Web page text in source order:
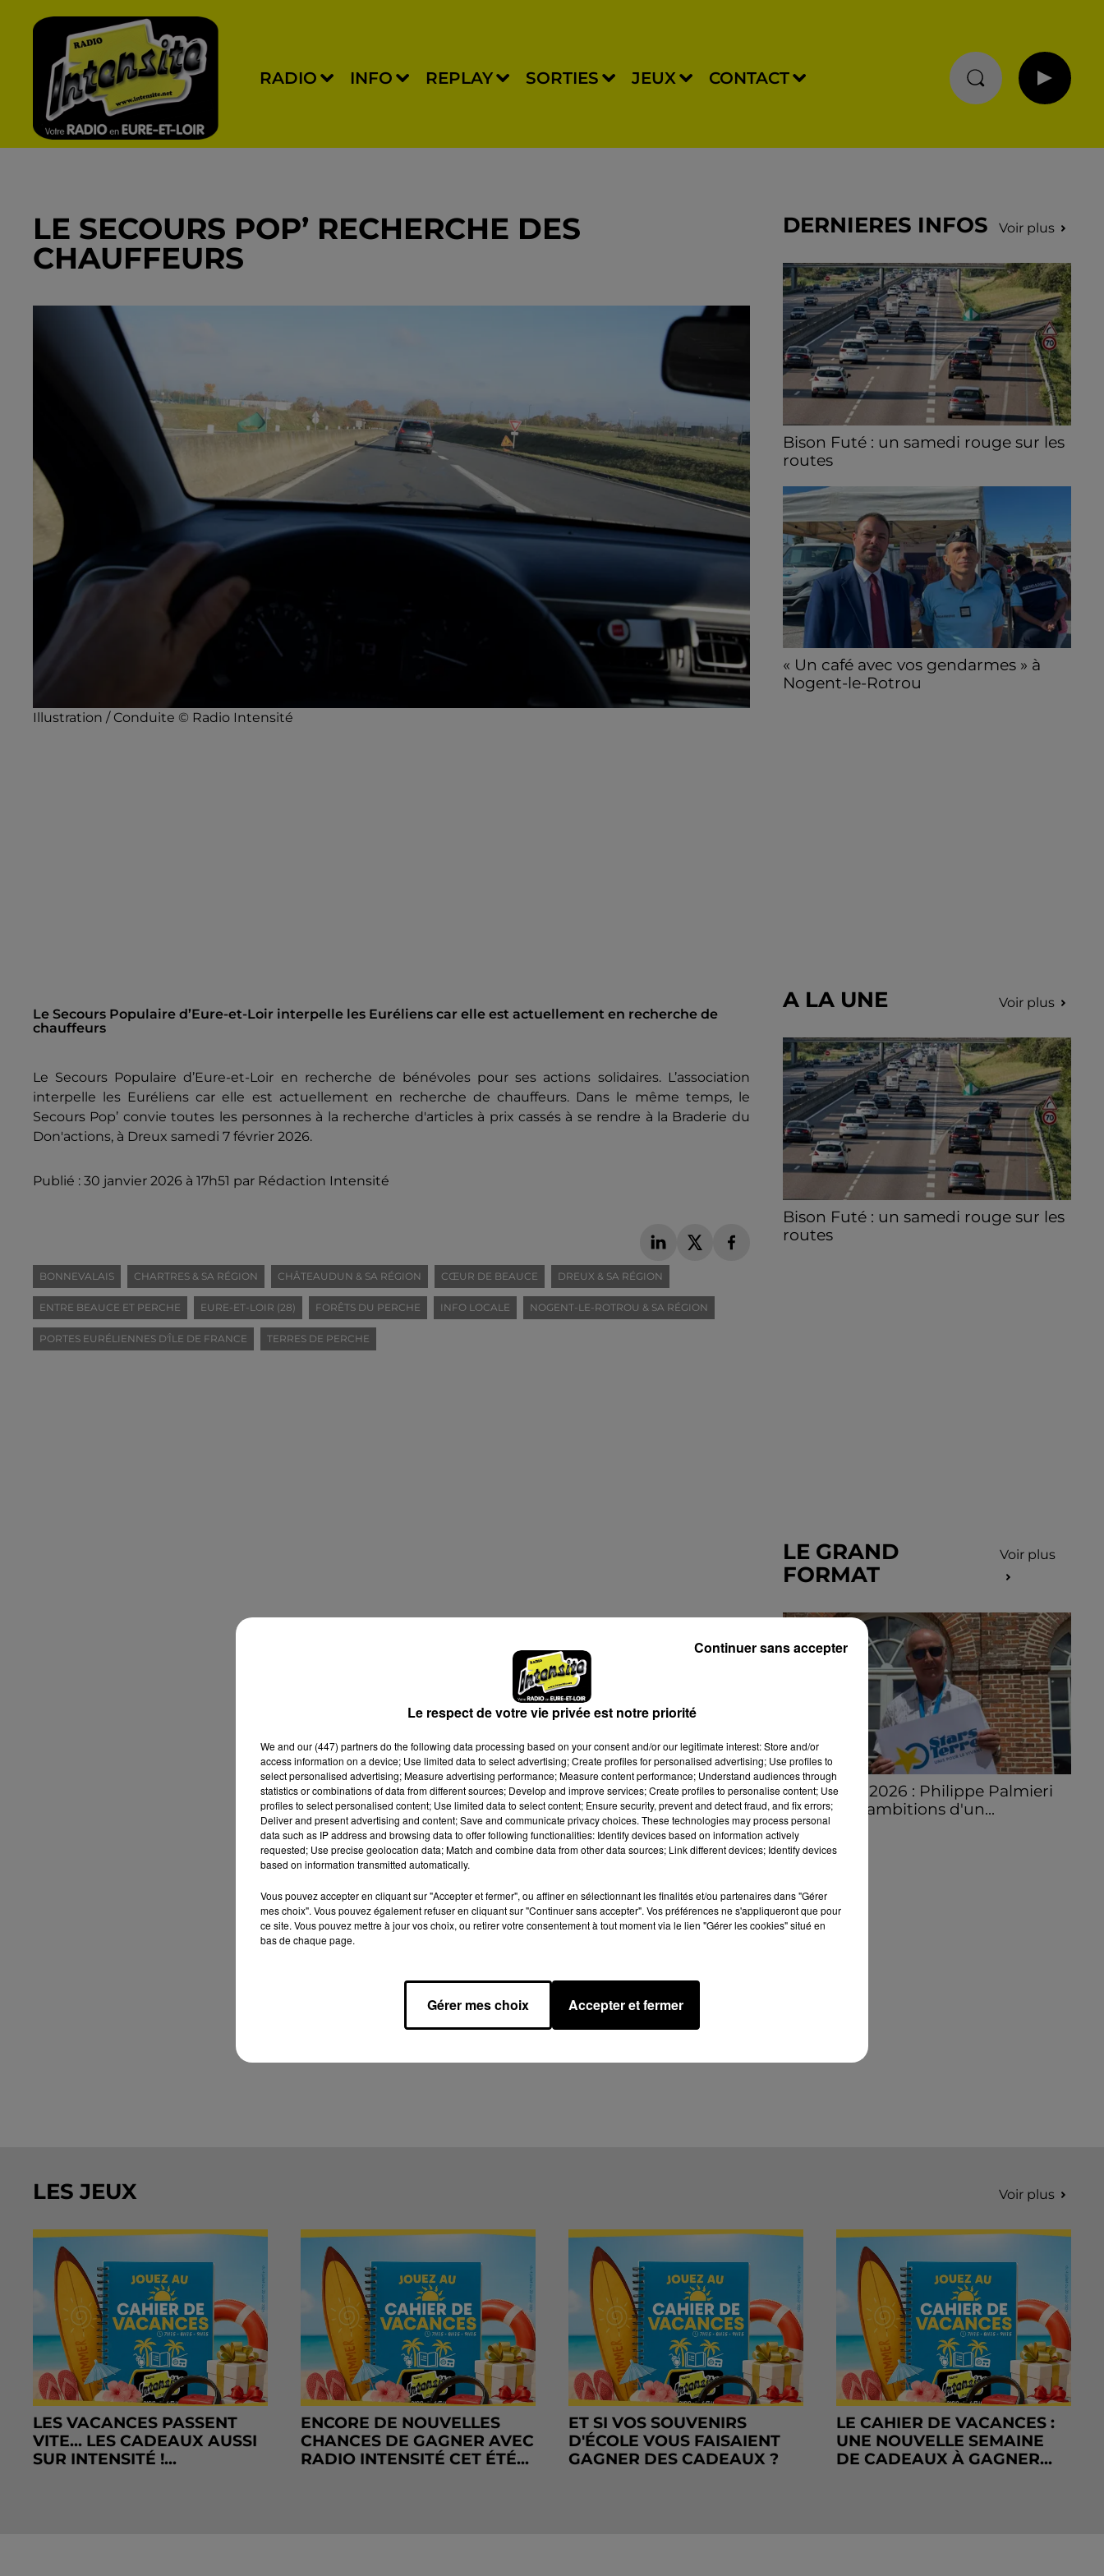
RADIO INFO REPLAY SORTIES JEUX CONTACT
LE SECOURS POP’ RECHERCHE DES
CHAUFFEURS
Illustration / Conduite © Radio Intensité
Le Secours Populaire d’Eure-et-Loir interpelle les Euréliens car elle est actuellement en recherche de
chauffeurs
Le Secours Populaire d’Eure-et-Loir en recherche de bénévoles pour ses actions solidaires. L’association
interpelle les Euréliens car elle est actuellement en recherche de chauffeurs. Dans le même temps, le
Secours Pop’ convie toutes les personnes à la recherche d'articles à prix cassés à se rendre à la Braderie du
Don'actions, à Dreux samedi 7 février 2026.
Publié : 30 janvier 2026 à 17h51 par Rédaction Intensité
BONNEVALAIS CHARTRES & SA RÉGION CHÂTEAUDUN & SA RÉGION CŒUR DE BEAUCE DREUX & SA RÉGION
ENTRE BEAUCE ET PERCHE EURE-ET-LOIR (28) FORÊTS DU PERCHE INFO LOCALE NOGENT-LE-ROTROU & SA RÉGION
PORTES EURÉLIENNES D'ÎLE DE FRANCE TERRES DE PERCHE
DERNIERES INFOS Voir plus
Bison Futé : un samedi rouge sur les
routes
de l'été, avec des départs aussi importants
que les retours.
« Un café avec vos gendarmes » à
Nogent-le-Rotrou
A LA UNE Voir plus
Bison Futé : un samedi rouge sur les
routes
LE GRAND
FORMAT
Voir plus
Stars'Terre 2026 : Philippe Palmieri
dévoile les ambitions d'un...
À quelques semaines de la première
édition de Stars'Terre, organisée du 18 au 20
LES JEUX Voir plus
LES VACANCES PASSENT
VITE... LES CADEAUX AUSSI
SUR INTENSITÉ !...
ENCORE DE NOUVELLES
CHANCES DE GAGNER AVEC
RADIO INTENSITÉ CET ÉTÉ...
ET SI VOS SOUVENIRS
D'ÉCOLE VOUS FAISAIENT
GAGNER DES CADEAUX ?
LE CAHIER DE VACANCES :
UNE NOUVELLE SEMAINE
DE CADEAUX À GAGNER...
Le respect de votre vie privée est notre priorité
We and our (447) partnersdo the following data processing based on your consent and/or our legitimate interest: Store and/or
access information on a device; Use limited data to select advertising; Create profiles for personalised advertising; Use profiles to
select personalised advertising; Measure advertising performance; Measure content performance; Understand audiences through
statistics or combinations of data from different sources; Develop and improve services; Create profiles to personalise content; Use
profiles to select personalised content; Use limited data to select content; Ensure security, prevent and detect fraud, and fix errors;
Deliver and present advertising and content; Save and communicate privacy choices. These technologies may process personal
data such as IP address and browsing data to offer following functionalities: Identify devices based on information actively
requested; Use precise geolocation data; Match and combine data from other data sources; Link different devices; Identify devices
based on information transmitted automatically.
Vous pouvez accepter en cliquant sur "Accepter et fermer", ou affiner en sélectionnant les finalités et/ou partenaires dans "Gérer
mes choix". Vous pouvez également refuser en cliquant sur "Continuer sans accepter". Vos préférences ne s'appliqueront que pour
ce site. Vous pouvez mettre à jour vos choix, ou retirer votre consentement à tout moment via le lien "Gérer les cookies" situé en
bas de chaque page.
Gérer mes choix Accepter et fermer
Continuer sans accepter